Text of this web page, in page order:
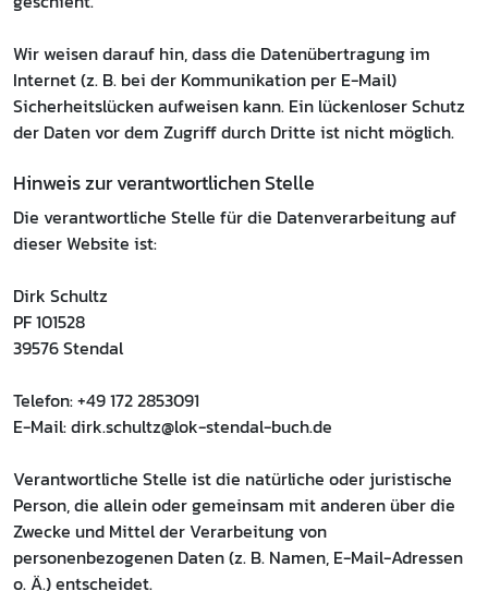
Wir weisen darauf hin, dass die Datenübertragung im
Internet (z. B. bei der Kommunikation per E-Mail)
Sicherheitslücken aufweisen kann. Ein lückenloser Schutz
der Daten vor dem Zugriff durch Dritte ist nicht möglich.
Hinweis zur verantwortlichen Stelle
Die verantwortliche Stelle für die Datenverarbeitung auf
dieser Website ist:
Dirk Schultz
PF 101528
39576 Stendal
Telefon: +49 172 2853091
E-Mail: dirk.schultz@lok-stendal-buch.de
Verantwortliche Stelle ist die natürliche oder juristische
Person, die allein oder gemeinsam mit anderen über die
Zwecke und Mittel der Verarbeitung von
personenbezogenen Daten (z. B. Namen, E-Mail-Adressen
o. Ä.) entscheidet.